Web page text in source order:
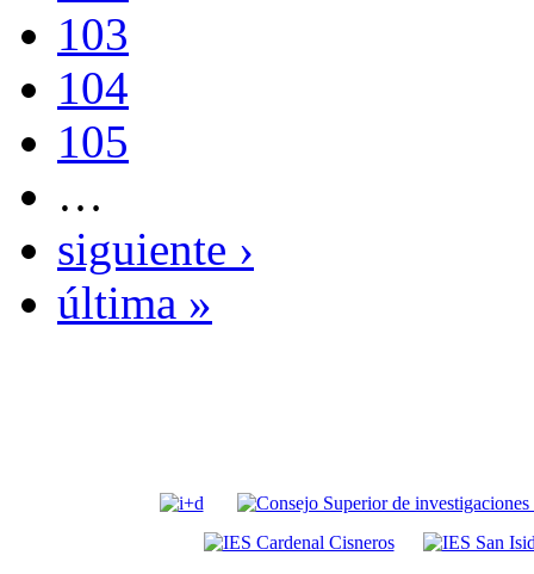
103
104
105
…
siguiente ›
última »